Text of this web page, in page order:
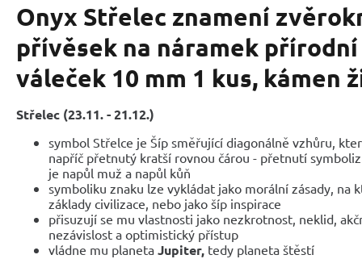
Onyx Střelec znamení
přívěsek na náramek přírodní
váleček 10 mm 1 kus, kámen
Střelec (23.11. - 21.12.)
symbol Střelce je Šíp směřující diagonálně vzhůru,
napříč přetnutý kratší rovnou čárou - přetnutí
je napůl muž a napůl kůň
symboliku znaku lze vykládat jako morální zásady, na
základy civilizace, nebo jako šíp inspirace
přisuzují se mu vlastnosti jako nezkrotnost, neklid,
nezávislost a optimistický přístup
vládne mu planeta Jupiter, tedy planeta štěstí